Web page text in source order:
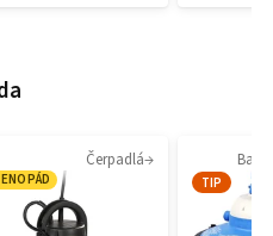
Čerpadlá
TIP